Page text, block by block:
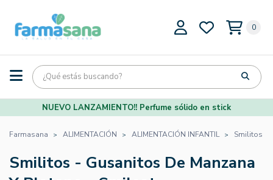
0
NUEVO LANZAMIENTO!! Perfume sólido en stick
Farmasana ALIMENTACIÓN ALIMENTACIÓN INFANTIL Smilitos -
Smilitos - Gusanitos De Manzana